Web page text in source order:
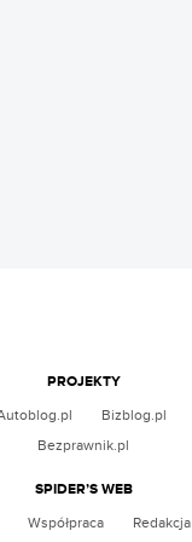
PROJEKTY
Bizblog.pl
Bezprawnik.pl
SPIDER’S WEB
Współpraca Redakcja